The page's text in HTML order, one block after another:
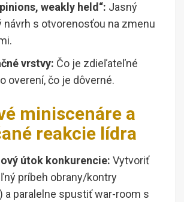
weakly held“: Jasný
návrh s otvorenosťou na zmenu
vrstvy: Čo je zdieľateľné
overení, čo je dôverné.
miniscenáre a
reakcie lídra
útok konkurencie: Vytvoriť
príbeh obrany/kontry
a paralelne spustiť war-room s